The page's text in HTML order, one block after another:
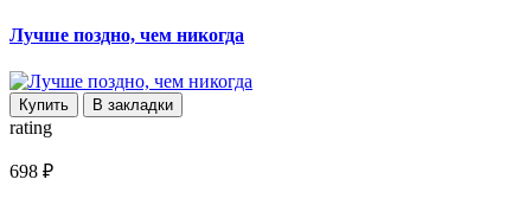
Лучше поздно, чем никогда
Купить В закладки
rating
698 ₽